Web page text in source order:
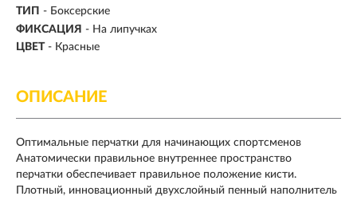
ТИП - Боксерские
ФИКСАЦИЯ - На липучках
ЦВЕТ - Красные
ОПИСАНИЕ
Оптимальные перчатки для начинающих спортсменов
Анатомически правильное внутреннее пространство
перчатки обеспечивает правильное положение кисти.
Плотный, инновационный двухслойный пенный наполнитель